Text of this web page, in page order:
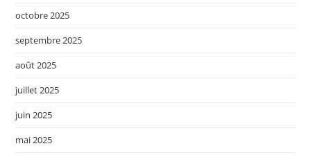
octobre 2025
septembre 2025
août 2025
juillet 2025
juin 2025
mai 2025